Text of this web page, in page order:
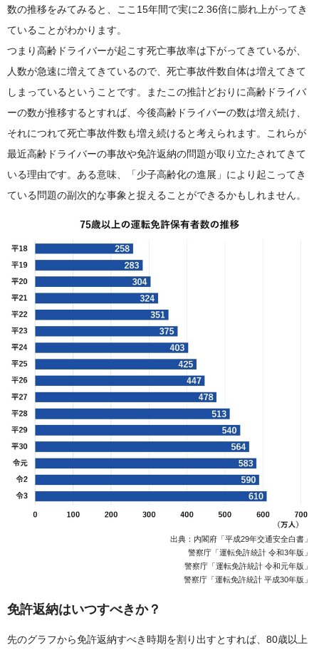
数の推移をみてみると、ここ15年間で実に2.36倍に膨れ上がってき
ていることがわかります。
つまり高齢ドライバーが起こす死亡事故率は下がってきているが、
人数が急速に増えてきているので、死亡事故件数自体は増えてきて
しまっているということです。またこの推計どおりに高齢ドライバ
ーの数が推移するとすれば、今後高齢ドライバーの数は増え続け、
それにつれて死亡事故件数も増え続けると考えられます。これらが
最近高齢ドライバーの事故や免許返納の問題が取り立たされてきて
いる理由です。ある意味、「少子高齢化の進展」により起こってき
ている問題の副次的な事象と捉えることができるかもしれません。
出典：内閣府「平成29年交通安全白書」
警察庁「運転免許統計 令和3年版」
警察庁「運転免許統計 令和元年版」
警察庁「運転免許統計 平成30年版」
免許返納はいつすべきか？
先のグラフから免許返納すべき時期を割り出すとすれば、80歳以上